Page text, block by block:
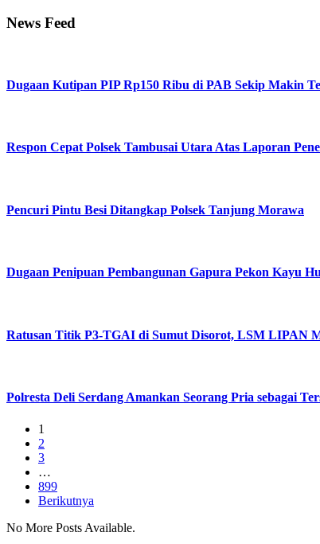
News Feed
Dugaan Kutipan PIP Rp150 Ribu di PAB Sekip Makin
Respon Cepat Polsek Tambusai Utara Atas Laporan
Pencuri Pintu Besi Ditangkap Polsek Tanjung Morawa
Dugaan Penipuan Pembangunan Gapura Pekon Kayu
Ratusan Titik P3-TGAI di Sumut Disorot, LSM LIPAN
Polresta Deli Serdang Amankan Seorang Pria sebagai
1
2
3
…
899
Berikutnya
No More Posts Available.